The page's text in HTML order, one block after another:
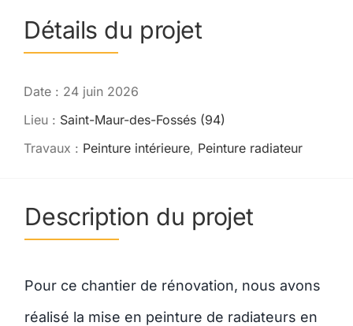
Nos conseils
Détails du projet
Date : 24 juin 2026
Lieu : Saint-Maur-des-Fossés (94)
Travaux : Peinture intérieure, Peinture radiateur
Description du projet
Pour ce chantier de rénovation, nous avons
réalisé la mise en peinture de radiateurs en